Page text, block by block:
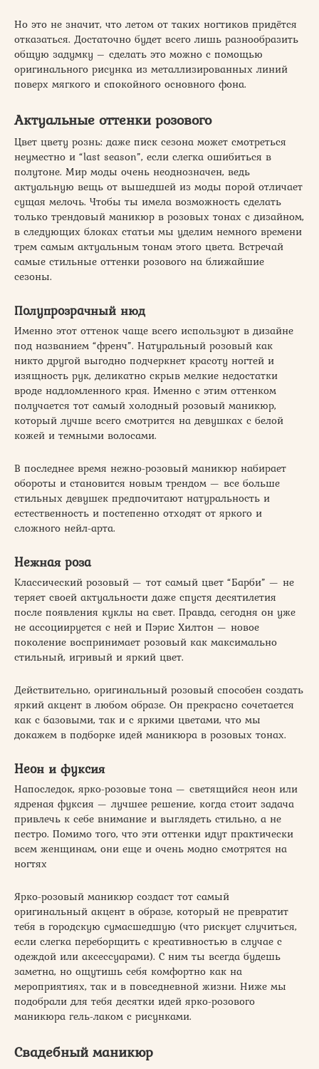
Но это не значит, что летом от таких ногтиков придётся
отказаться. Достаточно будет всего лишь разнообразить
общую задумку – сделать это можно с помощью
оригинального рисунка из металлизированных линий
поверх мягкого и спокойного основного фона.
Актуальные оттенки розового
Цвет цвету рознь: даже писк сезона может смотреться
неуместно и “last season”, если слегка ошибиться в
полутоне. Мир моды очень неоднозначен, ведь
актуальную вещь от вышедшей из моды порой отличает
сущая мелочь. Чтобы ты имела возможность сделать
только трендовый маникюр в розовых тонах с дизайном,
в следующих блоках статьи мы уделим немного времени
трем самым актуальным тонам этого цвета. Встречай
самые стильные оттенки розового на ближайшие
сезоны.
Полупрозрачный нюд
Именно этот оттенок чаще всего используют в дизайне
под названием “френч”. Натуральный розовый как
никто другой выгодно подчеркнет красоту ногтей и
изящность рук, деликатно скрыв мелкие недостатки
вроде надломленного края. Именно с этим оттенком
получается тот самый холодный розовый маникюр,
который лучше всего смотрится на девушках с белой
кожей и темными волосами.
В последнее время нежно-розовый маникюр набирает
обороты и становится новым трендом — все больше
стильных девушек предпочитают натуральность и
естественность и постепенно отходят от яркого и
сложного нейл-арта.
Нежная роза
Классический розовый — тот самый цвет “Барби” — не
теряет своей актуальности даже спустя десятилетия
после появления куклы на свет. Правда, сегодня он уже
не ассоциируется с ней и Пэрис Хилтон — новое
поколение воспринимает розовый как максимально
стильный, игривый и яркий цвет.
Действительно, оригинальный розовый способен создать
яркий акцент в любом образе. Он прекрасно сочетается
как с базовыми, так и с яркими цветами, что мы
докажем в подборке идей маникюра в розовых тонах.
Неон и фуксия
Напоследок, ярко-розовые тона — светящийся неон или
ядреная фуксия — лучшее решение, когда стоит задача
привлечь к себе внимание и выглядеть стильно, а не
пестро. Помимо того, что эти оттенки идут практически
всем женщинам, они еще и очень модно смотрятся на
ногтях
Ярко-розовый маникюр создаст тот самый
оригинальный акцент в образе, который не превратит
тебя в городскую сумасшедшую (что рискует случиться,
если слегка переборщить с креативностью в случае с
одеждой или аксессуарами). С ним ты всегда будешь
заметна, но ощутишь себя комфортно как на
мероприятиях, так и в повседневной жизни. Ниже мы
подобрали для тебя десятки идей ярко-розового
маникюра гель-лаком с рисунками.
Свадебный маникюр